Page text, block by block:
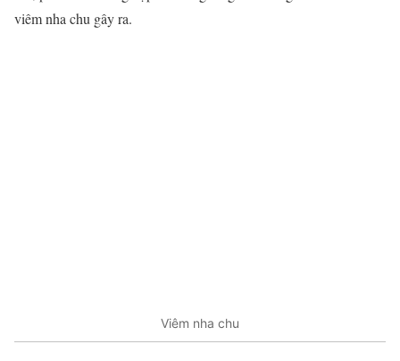
viêm nha chu gây ra.
Viêm nha chu